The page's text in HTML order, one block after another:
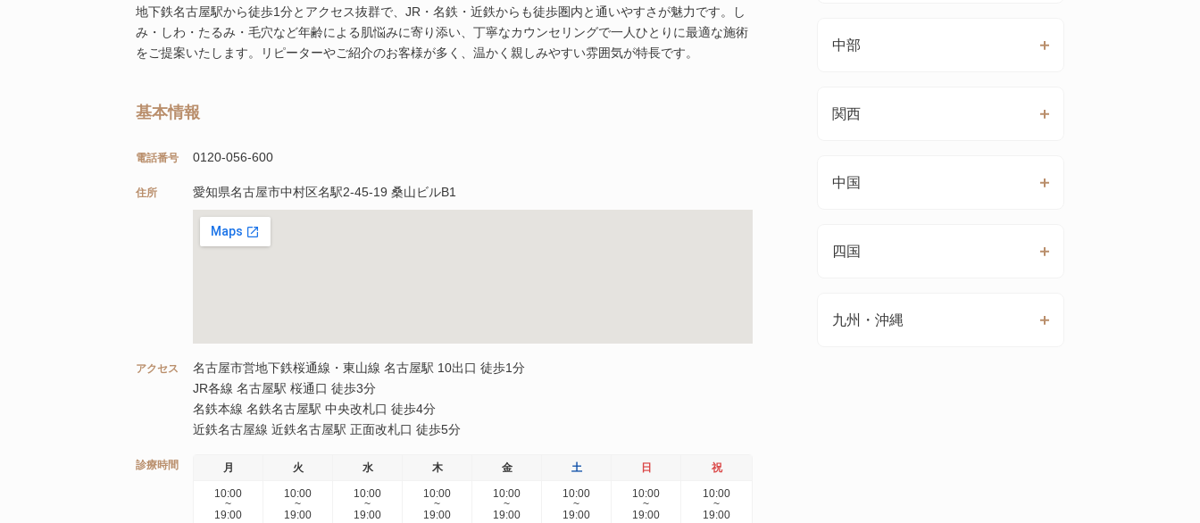
地下鉄名古屋駅から徒歩1分とアクセス抜群で、JR・名鉄・近鉄からも徒歩圏内と通いやすさが魅力です。し
み・しわ・たるみ・毛穴など年齢による肌悩みに寄り添い、丁寧なカウンセリングで一人ひとりに最適な施術
をご提案いたします。リピーターやご紹介のお客様が多く、温かく親しみやすい雰囲気が特長です。
基本情報
電話番号 0120-056-600
住所 愛知県名古屋市中村区名駅2-45-19 桑山ビルB1
アクセス
名古屋市営地下鉄桜通線・東山線 名古屋駅 10出口 徒歩1分
JR各線 名古屋駅 桜通口 徒歩3分
名鉄本線 名鉄名古屋駅 中央改札口 徒歩4分
近鉄名古屋線 近鉄名古屋駅 正面改札口 徒歩5分
診療時間 月 火 水 木 金 土 日 祝
10:00
~
19:00
10:00
~
19:00
10:00
~
19:00
10:00
~
19:00
10:00
~
19:00
10:00
~
19:00
10:00
~
19:00
10:00
~
19:00
中部
関西
中国
四国
九州・沖縄